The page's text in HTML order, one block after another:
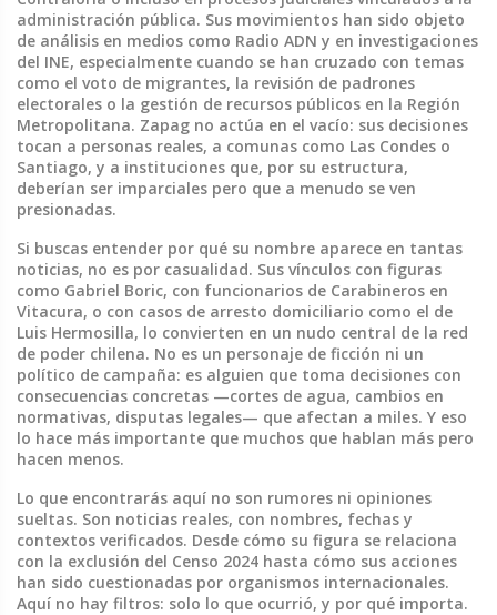
administración pública. Sus movimientos han sido objeto
de análisis en medios como Radio ADN y en investigaciones
del INE, especialmente cuando se han cruzado con temas
como el voto de migrantes, la revisión de padrones
electorales o la gestión de recursos públicos en la Región
Metropolitana. Zapag no actúa en el vacío: sus decisiones
tocan a personas reales, a comunas como Las Condes o
Santiago, y a instituciones que, por su estructura,
deberían ser imparciales pero que a menudo se ven
presionadas.
Si buscas entender por qué su nombre aparece en tantas
noticias, no es por casualidad. Sus vínculos con figuras
como Gabriel Boric, con funcionarios de Carabineros en
Vitacura, o con casos de arresto domiciliario como el de
Luis Hermosilla, lo convierten en un nudo central de la red
de poder chilena. No es un personaje de ficción ni un
político de campaña: es alguien que toma decisiones con
consecuencias concretas —cortes de agua, cambios en
normativas, disputas legales— que afectan a miles. Y eso
lo hace más importante que muchos que hablan más pero
hacen menos.
Lo que encontrarás aquí no son rumores ni opiniones
sueltas. Son noticias reales, con nombres, fechas y
contextos verificados. Desde cómo su figura se relaciona
con la exclusión del Censo 2024 hasta cómo sus acciones
han sido cuestionadas por organismos internacionales.
Aquí no hay filtros: solo lo que ocurrió, y por qué importa.